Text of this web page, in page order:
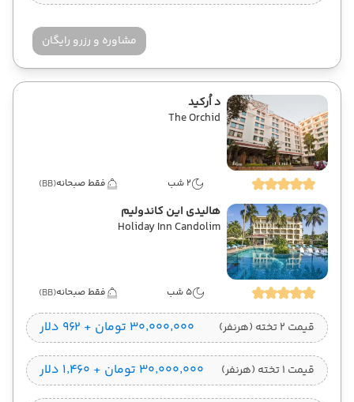
مشاوره و رزرو رایگان
د اُرکید
The Orchid
2 شب فقط صبحانه(BB)
هالیدی این کاندولیم
Holiday Inn Candolim
5 شب فقط صبحانه(BB)
قیمت 2 تخته (هرنفر) ۳۰٬۰۰۰٬۰۰۰ تومان + ۹۶۲ دلار
قیمت 1 تخته (هرنفر) ۳۰٬۰۰۰٬۰۰۰ تومان + ۱٬۴۶۰ دلار